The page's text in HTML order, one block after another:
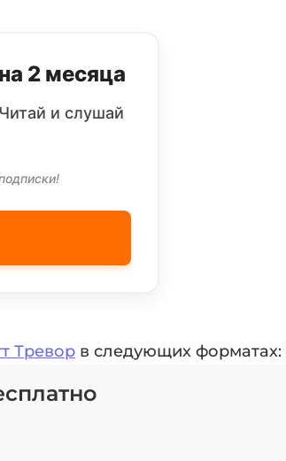
2 месяца
и слушай
Тревор в следующих форматах: